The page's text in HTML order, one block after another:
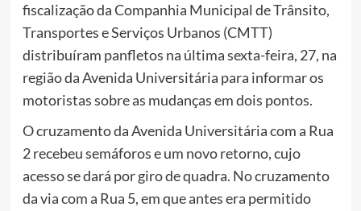
fiscalização da Companhia Municipal de Trânsito,
Transportes e Serviços Urbanos (CMTT)
distribuíram panfletos na última sexta-feira, 27, na
região da Avenida Universitária para informar os
motoristas sobre as mudanças em dois pontos.
O cruzamento da Avenida Universitária com a Rua
2 recebeu semáforos e um novo retorno, cujo
acesso se dará por giro de quadra. No cruzamento
da via com a Rua 5, em que antes era permitido